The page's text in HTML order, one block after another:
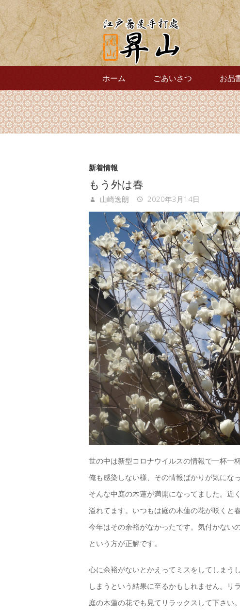
ホーム ごあいさつ お品
新着情報
もう外は春
山崎逸朗 2020年3月14日
世の中は新型コロナウイルスの情報で一杯一杯
俺も感染しない様、その情報ばかりが気にな
そんな中庭の木蓮が満開になってました。近
溢れてます。いつもは庭の木蓮の花が咲くと
今年はその余裕がなかったです。気付かない
という方が正解です。
心に余裕がないとかえってミスをしてしまう
しまうという結果に至るかもしれません。リ
庭の木蓮の花でも見てリラックスして下さい。